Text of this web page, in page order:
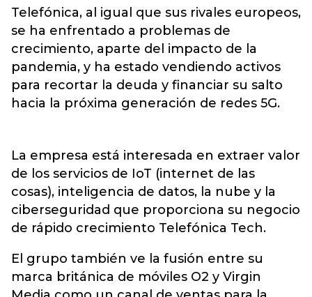
Telefónica, al igual que sus rivales europeos,
se ha enfrentado a problemas de
crecimiento, aparte del impacto de la
pandemia, y ha estado vendiendo activos
para recortar la deuda y financiar su salto
hacia la próxima generación de redes 5G.
La empresa está interesada en extraer valor
de los servicios de IoT (internet de las
cosas), inteligencia de datos, la nube y la
ciberseguridad que proporciona su negocio
de rápido crecimiento Telefónica Tech.
El grupo también ve la fusión entre su
marca británica de móviles O2 y Virgin